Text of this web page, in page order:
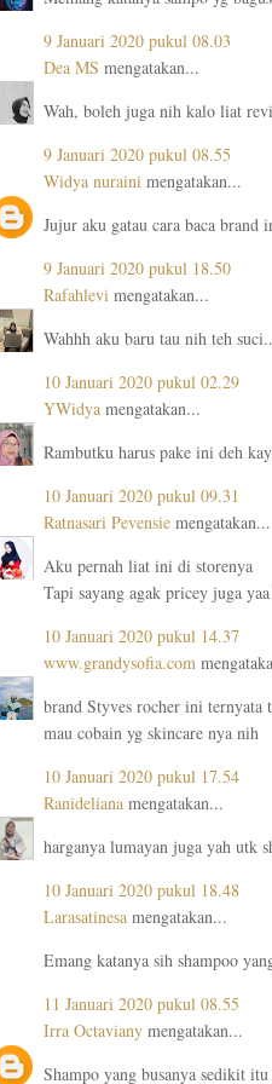
9 Januari 2020 pukul 08.03
Dea MS mengatakan...
Wah, boleh juga nih kalo liat
9 Januari 2020 pukul 08.55
Widya nuraini mengatakan...
Jujur aku gatau cara baca brand
9 Januari 2020 pukul 18.50
Rafahlevi mengatakan...
Wahhh aku baru tau nih teh
10 Januari 2020 pukul 02.29
YWidya mengatakan...
Rambutku harus pake ini deh
10 Januari 2020 pukul 09.31
Ratnasari Pevensie mengatakan...
Aku pernah liat ini di storenya
Tapi sayang agak pricey juga
10 Januari 2020 pukul 14.37
www.grandysofia.com
brand Styves rocher ini ternyata
mau cobain yg skincare nya nih
10 Januari 2020 pukul 17.54
Ranideliana mengatakan...
harganya lumayan juga yah utk
10 Januari 2020 pukul 18.48
Larasatinesa mengatakan...
Emang katanya sih shampoo
11 Januari 2020 pukul 08.55
Irra Octaviany mengatakan...
Shampo yang busanya sedikit